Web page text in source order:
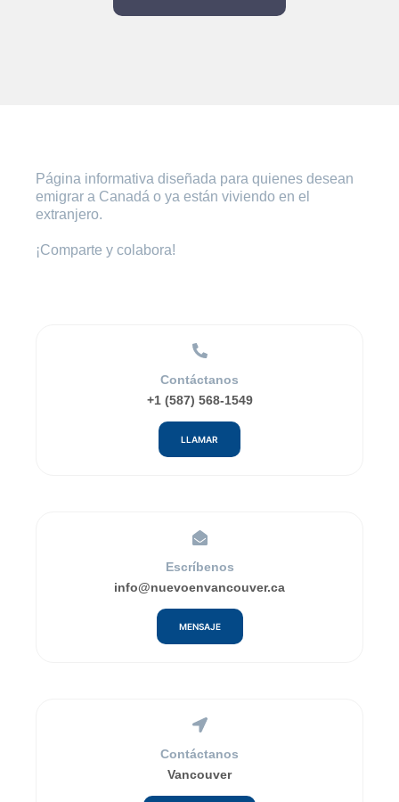
Página informativa diseñada para quienes desean
emigrar a Canadá o ya están viviendo en el
extranjero.
¡Comparte y colabora!
Contáctanos
+1 (587) 568-1549
LLAMAR
Escríbenos
info@nuevoenvancouver.ca
MENSAJE
Contáctanos
Vancouver